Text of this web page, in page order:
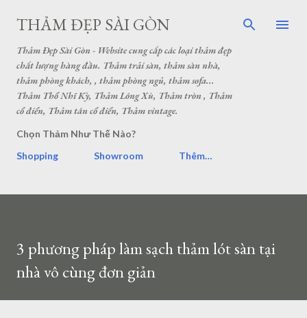
THẢM ĐẸP SÀI GÒN
Thảm Đẹp Sài Gòn - Website cung cấp các loại thảm đẹp
chất lượng hàng đầu. Thảm trải sàn, thảm sàn nhà,
thảm phòng khách, , thảm phòng ngủ, thảm sofa...
Thảm Thổ Nhĩ Kỳ, Thảm Lông Xù, Thảm tròn , Thảm
cổ điển, Thảm tân cổ điển, Thảm vintage.
Chọn Thảm Như Thế Nào?
Shopping
Showroom Thêm…
3 phương pháp làm sạch thảm lót sàn tại
nhà vô cùng đơn giản